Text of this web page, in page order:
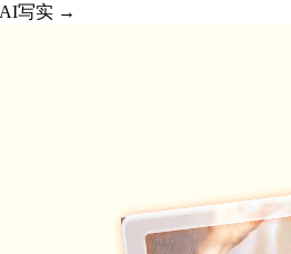
写实 →